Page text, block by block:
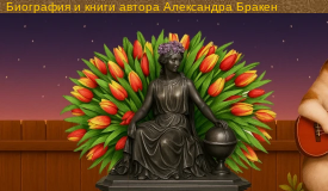
Биография и книги автора Александра Бракен